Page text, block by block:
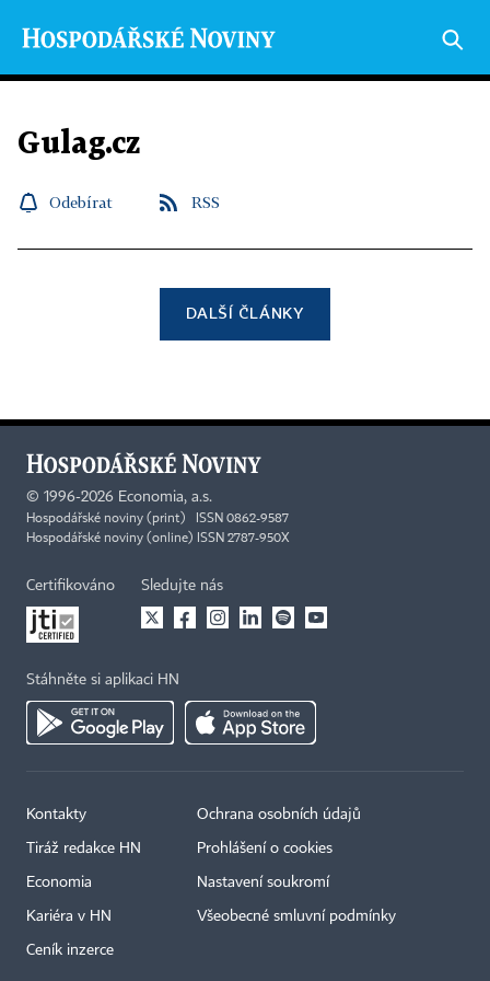
Gulag.cz
Odebírat RSS
DALŠÍ ČLÁNKY
© 1996-2026 Economia, a.s.
Hospodářské noviny (print) ISSN 0862-9587
Hospodářské noviny (online) ISSN 2787-950X
Certifikováno Sledujte nás
Stáhněte si aplikaci HN
Kontakty
Tiráž redakce HN
Economia
Kariéra v HN
Ceník inzerce
Ochrana osobních údajů
Prohlášení o cookies
Nastavení soukromí
Všeobecné smluvní podmínky